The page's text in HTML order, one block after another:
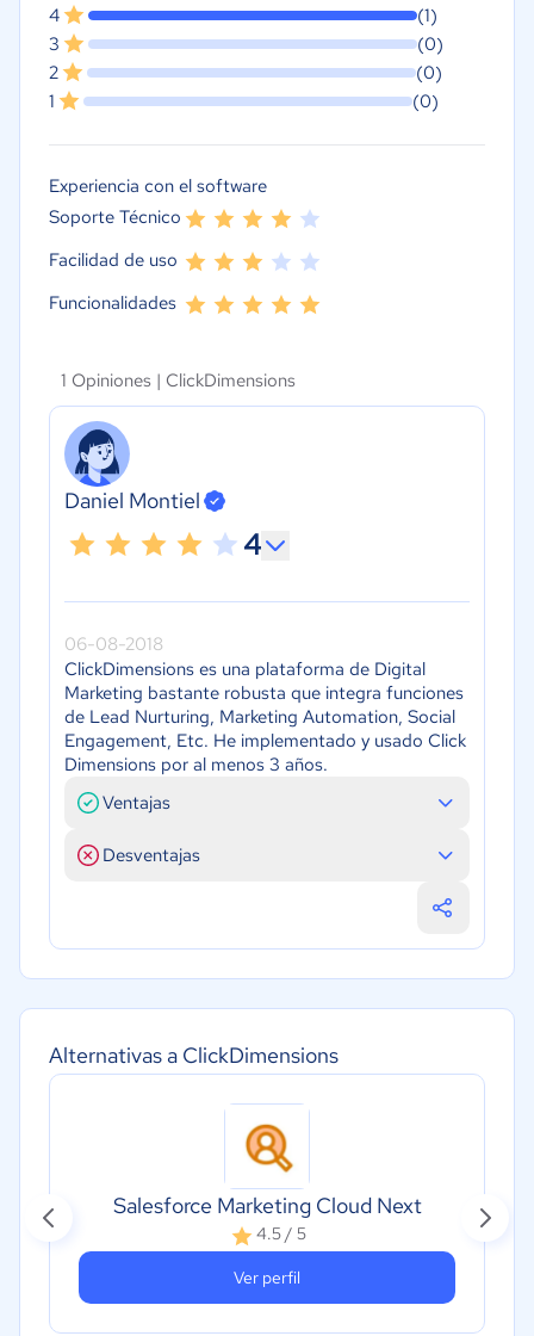
Alternativas a ClickDimensions
Salesforce Marketing Cloud Next
4.5 / 5
Ver perfil
4
(1)
3
(0)
2
(0)
1
(0)
Experiencia con el software
Soporte Técnico
Facilidad de uso
Funcionalidades
1 Opiniones | ClickDimensions
Daniel Montiel
4
06-08-2018
ClickDimensions es una plataforma de Digital
Marketing bastante robusta que integra funciones
de Lead Nurturing, Marketing Automation, Social
Engagement, Etc. He implementado y usado Click
Dimensions por al menos 3 años.
Ventajas
Desventajas